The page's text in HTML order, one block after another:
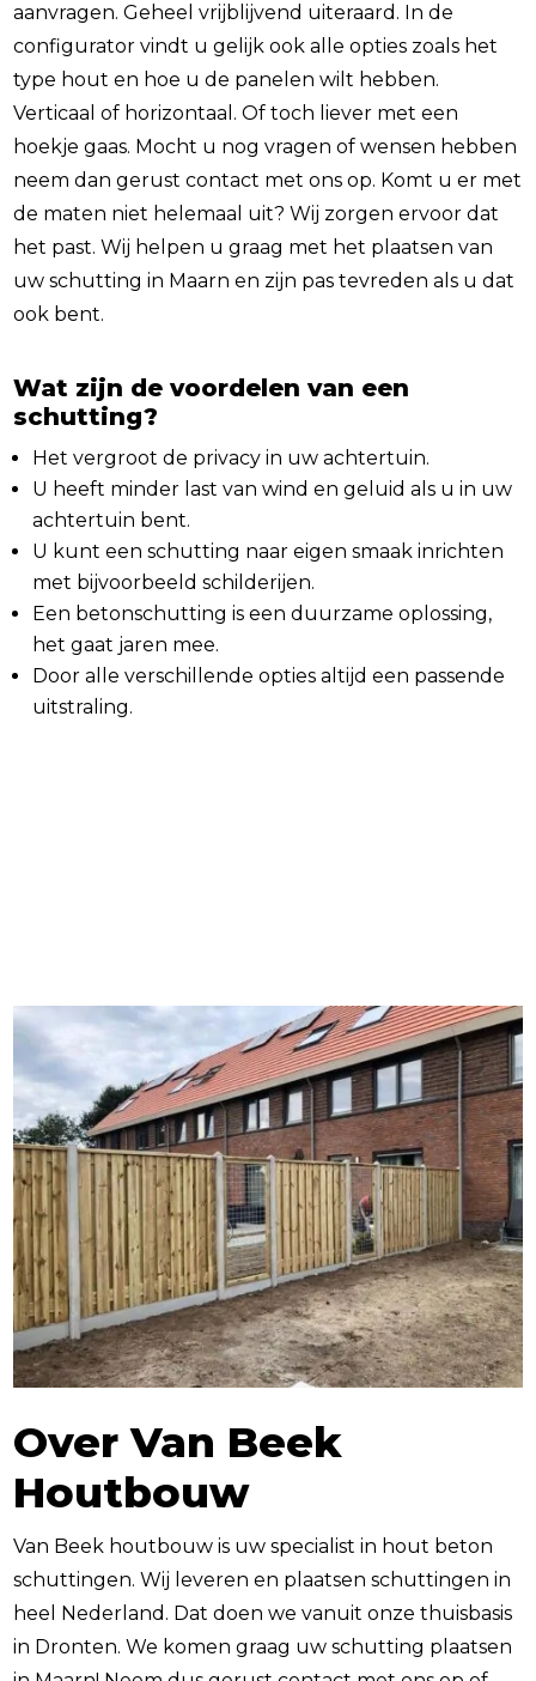
aanvragen. Geheel vrijblijvend uiteraard. In de
configurator vindt u gelijk ook alle opties zoals het
type hout en hoe u de panelen wilt hebben.
Verticaal of horizontaal. Of toch liever met een
hoekje gaas. Mocht u nog vragen of wensen hebben
neem dan gerust contact met ons op. Komt u er met
de maten niet helemaal uit? Wij zorgen ervoor dat
het past. Wij helpen u graag met het plaatsen van
uw schutting in Maarn en zijn pas tevreden als u dat
ook bent.
Wat zijn de voordelen van een
schutting?
Het vergroot de privacy in uw achtertuin.
U heeft minder last van wind en geluid als u in uw
achtertuin bent.
U kunt een schutting naar eigen smaak inrichten
met bijvoorbeeld schilderijen.
Een betonschutting is een duurzame oplossing,
het gaat jaren mee.
Door alle verschillende opties altijd een passende
uitstraling.
Over Van Beek
Houtbouw
Van Beek houtbouw is uw specialist in hout beton
schuttingen. Wij leveren en plaatsen schuttingen in
heel Nederland. Dat doen we vanuit onze thuisbasis
in Dronten. We komen graag uw schutting plaatsen